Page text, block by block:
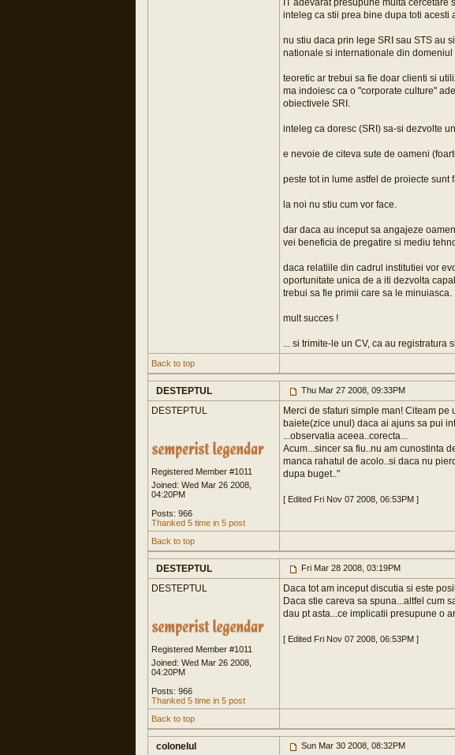
IT adevarat presupune multa
inteleg ca stii prea bine dupa toti acesti
nu stiu daca prin lege SRI sau STS au
nationale si internationale din domeniul
teoretic ar trebui sa fie doar clienti si
ma indoiesc ca o "corporate culture"
obiectivele SRI.
inteleg ca doresc (SRI) sa-si dezvolte
e nevoie de citeva sute de oameni
peste tot in lume astfel de proiecte sunt
la noi nu stiu cum vor face.
dar daca au inceput sa angajeze
vei beneficia de pregatire si mediu
daca relatiile din cadrul institutiei vor
oportunitate unica de a iti dezvolta
trebui sa fie primii care sa le minuiasca.
mult succes !
... si trimite-le un CV, ca au
Back to top
DESTEPTUL Thu Mar 27 2008, 09:33PM
DESTEPTUL
Registered Member #1011
Joined: Wed Mar 26 2008,
04:20PM
Posts: 966
Thanked 5 time in 5 post
Merci de sfaturi simple man! Citeam
baiete(zice unul) daca ai ajuns sa pui
...observatia aceea..corecta...
Acum...sincer sa fiu..nu am cunostinta
manca rahatul de acolo..si daca nu
dupa buget.."
[ Edited Fri Nov 07 2008, 06:53PM ]
Back to top
DESTEPTUL Fri Mar 28 2008, 03:19PM
DESTEPTUL
Registered Member #1011
Joined: Wed Mar 26 2008,
04:20PM
Posts: 966
Thanked 5 time in 5 post
Daca tot am inceput discutia si este
Daca stie careva sa spuna...altfel cum
dau pt asta...ce implicatii presupune o
[ Edited Fri Nov 07 2008, 06:53PM ]
Back to top
colonelul Sun Mar 30 2008, 08:32PM